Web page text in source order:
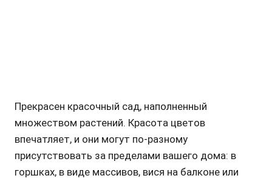
Прекрасен красочный сад, наполненный
множеством растений. Красота цветов
впечатляет, и они могут по-разному
присутствовать за пределами вашего дома: в
горшках, в виде массивов, вися на балконе или